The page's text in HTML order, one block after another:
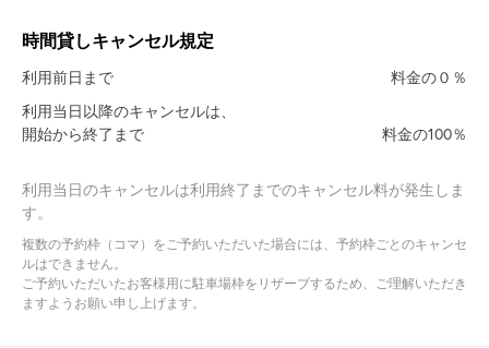
返金を致しませんので、ご了承ください。
ずご確認下さい。
※車両のサイズが規定内の場合でも、車両にルーフキャリア等を取
り付けていたり、物を積んでいる場合、
※商業車両（緑ナンバー、黒ナンバー）は入庫出来ない場合が御座
います。あらかじめご了承くださいませ。
【２】ご利用方法（予約画面の提示）について
本駐車場は現地に到着し、入庫する際、特Ｐで予約している旨を管
理人にお伝えし、予約画面をご提示下さい。
時間貸しキャンセル規定
利用前日まで
料金の０％
利用当日以降のキャンセルは、
開始から終了まで
料金の100％
利用当日のキャンセルは利用終了までのキャンセル料が発生しま
す。
複数の予約枠（コマ）をご予約いただいた場合には、予約枠ごとのキャンセ
ルはできません。
ご予約いただいたお客様用に駐車場枠をリザーブするため、ご理解いただき
ますようお願い申し上げます。